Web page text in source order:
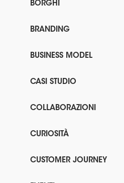
BORGHI
BRANDING
BUSINESS MODEL
CASI STUDIO
COLLABORAZIONI
CURIOSITÀ
CUSTOMER JOURNEY